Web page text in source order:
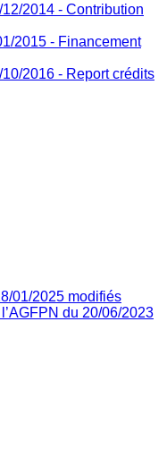
2014 - Contribution
2015 - Financement
2016 - Report crédits
01/2025 modifiés
du 20/06/2023